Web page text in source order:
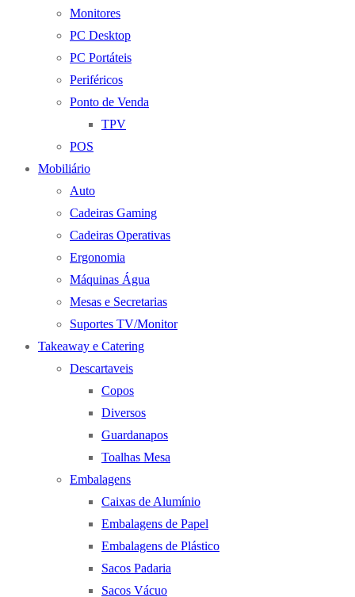
Monitores
PC Desktop
PC Portáteis
Periféricos
Ponto de Venda
TPV
POS
Mobiliário
Auto
Cadeiras Gaming
Cadeiras Operativas
Ergonomia
Máquinas Água
Mesas e Secretarias
Suportes TV/Monitor
Takeaway e Catering
Descartaveis
Copos
Diversos
Guardanapos
Toalhas Mesa
Embalagens
Caixas de Alumínio
Embalagens de Papel
Embalagens de Plástico
Sacos Padaria
Sacos Vácuo